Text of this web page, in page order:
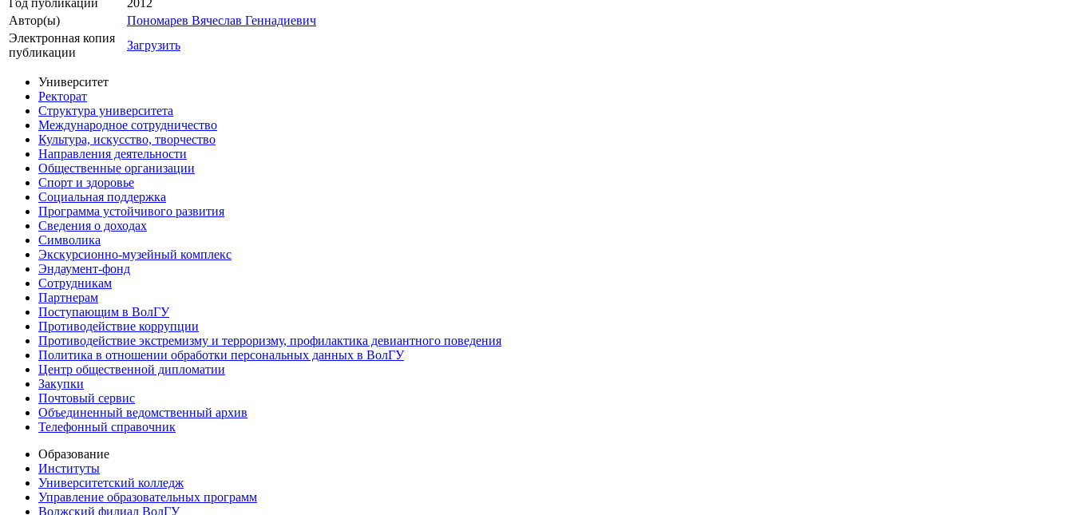
Год публикации
2012
Автор(ы)
Пономарев Вячеслав Геннадиевич
Электронная копия
публикации
Загрузить
Университет
Ректорат
Структура университета
Международное сотрудничество
Культура, искусство, творчество
Направления деятельности
Общественные организации
Спорт и здоровье
Социальная поддержка
Программа устойчивого развития
Сведения о доходах
Символика
Экскурсионно-музейный комплекс
Эндаумент-фонд
Сотрудникам
Партнерам
Поступающим в ВолГУ
Противодействие коррупции
Противодействие экстремизму и терроризму, профилактика девиантного поведения
Политика в отношении обработки персональных данных в ВолГУ
Центр общественной дипломатии
Закупки
Почтовый сервис
Объединенный ведомственный архив
Телефонный справочник
Образование
Институты
Университетский колледж
Управление образовательных программ
Волжский филиал ВолГУ